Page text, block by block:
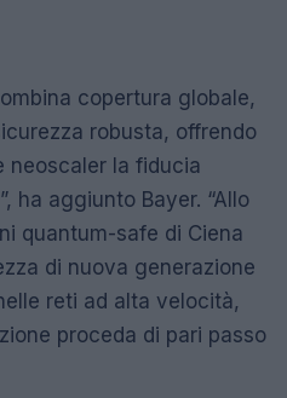
copertura globale,
robusta, offrendo
neoscaler la fiducia
ha aggiunto Bayer. “Allo
quantum-safe di Ciena
di nuova generazione
reti ad alta velocità,
proceda di pari passo